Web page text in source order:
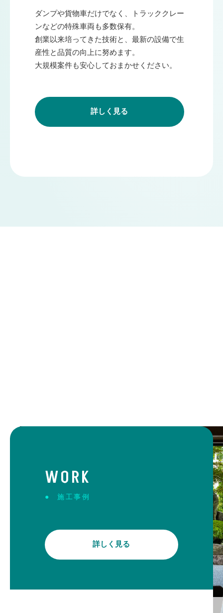
ダンプや貨物車だけでなく、トラッククレー
ンなどの特殊車両も多数保有。
創業以来培ってきた技術と、最新の設備で生
産性と品質の向上に努めます。
大規模案件も安心しておまかせください。
詳しく見る
WORK
施工事例
詳しく見る